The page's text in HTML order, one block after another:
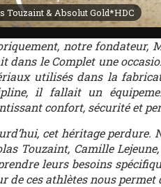
Touzaint & Absolut Gold*HDC
notre fondateur,
dans le Complet une
utilisés dans la
il fallait un
confort, sécurité et
cet héritage perdure.
Touzaint, Camille
leurs besoins
de ces athlètes nous